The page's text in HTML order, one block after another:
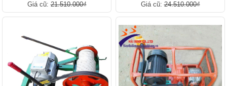
Giá cũ:21.510.000₫ Giá cũ:24.510.000₫